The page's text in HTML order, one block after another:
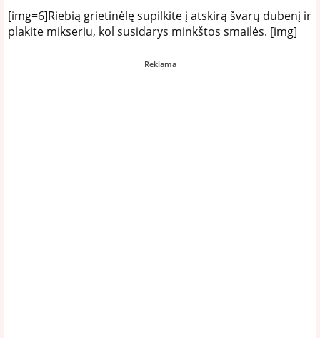
[img=6]Riebią grietinėlę supilkite į atskirą švarų dubenį ir
plakite mikseriu, kol susidarys minkštos smailės. [img]
Reklama